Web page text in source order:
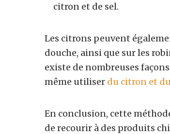
citron et de sel.
Les citrons peuvent
douche, ainsi que sur les
existe de nombreuses
même utiliser du citron et
En conclusion, cette
de recourir à des produits